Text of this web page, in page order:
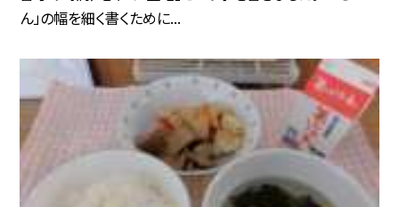
ん」の幅を細く書くために...